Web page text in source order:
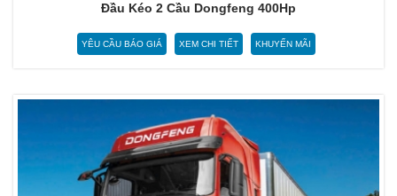
Đầu Kéo 2 Cầu Dongfeng 400Hp
YÊU CẦU BÁO GIÁ XEM CHI TIẾT KHUYẾN MÃI